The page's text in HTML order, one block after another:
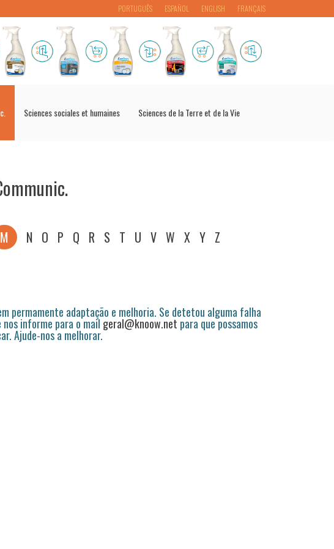
PORTUGUÊS ESPAÑOL ENGLISH FRANÇAIS
Sciences sociales et humaines Sciences de la Terre et de la Vie
M N O P Q R S T U V W X Y Z
permamente adaptação e melhoria. Se detetou alguma falha
nos informe para o mail geral@knoow.net para que possamos
Ajude-nos a melhorar.